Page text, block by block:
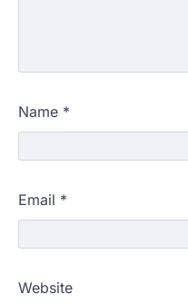
Name *
Email *
Website